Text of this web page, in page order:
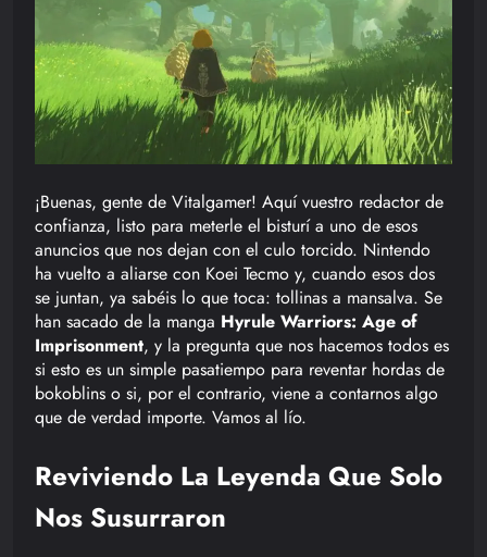
¡Buenas, gente de Vitalgamer! Aquí vuestro redactor de
confianza, listo para meterle el bisturí a uno de esos
anuncios que nos dejan con el culo torcido. Nintendo
ha vuelto a aliarse con Koei Tecmo y, cuando esos dos
se juntan, ya sabéis lo que toca: tollinas a mansalva. Se
han sacado de la manga Hyrule Warriors: Age of
Imprisonment, y la pregunta que nos hacemos todos es
si esto es un simple pasatiempo para reventar hordas de
bokoblins o si, por el contrario, viene a contarnos algo
que de verdad importe. Vamos al lío.
Reviviendo La Leyenda Que Solo
Nos Susurraron